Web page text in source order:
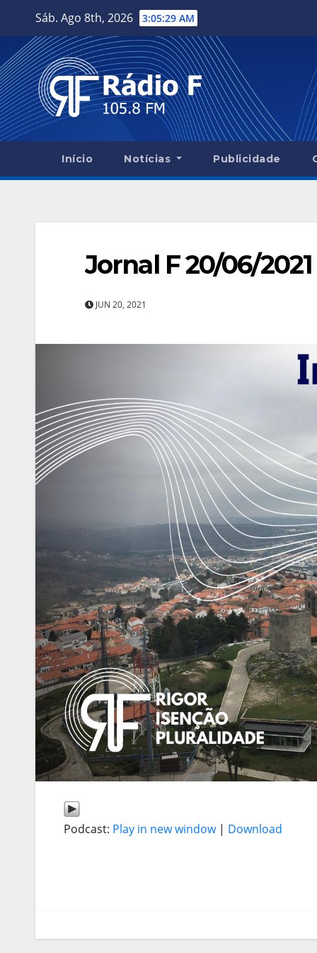
content
Sáb. Ago 8th, 2026 3:05:30 AM
Início Notícias Publicidade
Jornal F 20/06/2021
JUN 20, 2021
Podcast: Play in new window| Download